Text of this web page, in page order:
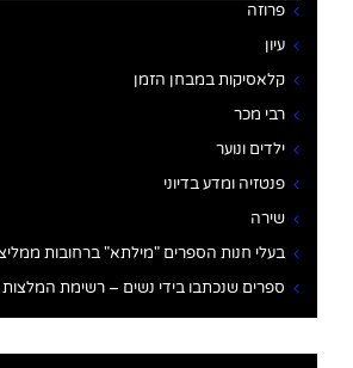
פרוזה
עיון
קלאסיקות במבחן הזמן
רבי מכר
ילדים ונוער
פנטזיה ומדע בדיוני
שירה
בעלי חנות הספרים "מילתא" ברחובות
ספרים שנכתבו בידי נשים – רשימת המלצות